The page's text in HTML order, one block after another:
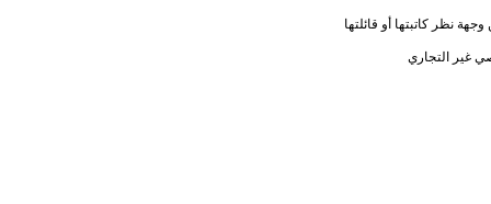
نظر كاتبتها أو قائلتها
غير التجاري